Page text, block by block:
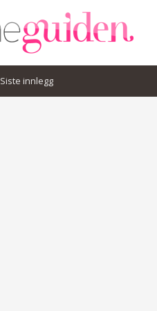
Siste innlegg